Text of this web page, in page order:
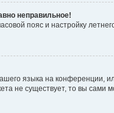
неправильное!
пояс и настройку
языка на конференции,
не существует, то вы